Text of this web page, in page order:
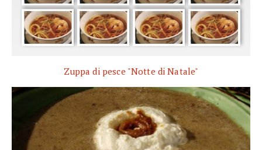
Zuppa di pesce "Notte di Natale"